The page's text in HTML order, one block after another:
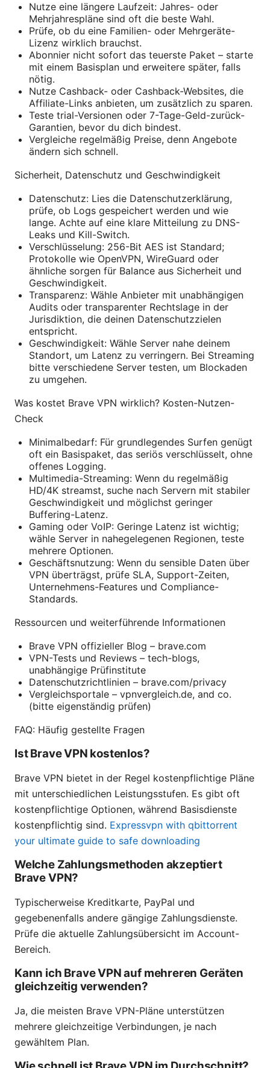
Nutze eine längere Laufzeit: Jahres- oder
Mehrjahrespläne sind oft die beste Wahl.
Prüfe, ob du eine Familien- oder Mehrgeräte-
Lizenz wirklich brauchst.
Abonnier nicht sofort das teuerste Paket – starte
mit einem Basisplan und erweitere später, falls
nötig.
Nutze Cashback- oder Cashback-Websites, die
Affiliate-Links anbieten, um zusätzlich zu sparen.
Teste trial-Versionen oder 7-Tage-Geld-zurück-
Garantien, bevor du dich bindest.
Vergleiche regelmäßig Preise, denn Angebote
ändern sich schnell.
Sicherheit, Datenschutz und Geschwindigkeit
Datenschutz: Lies die Datenschutzerklärung,
prüfe, ob Logs gespeichert werden und wie
lange. Achte auf eine klare Mitteilung zu DNS-
Leaks und Kill-Switch.
Verschlüsselung: 256-Bit AES ist Standard;
Protokolle wie OpenVPN, WireGuard oder
ähnliche sorgen für Balance aus Sicherheit und
Geschwindigkeit.
Transparenz: Wähle Anbieter mit unabhängigen
Audits oder transparenter Rechtslage in der
Jurisdiktion, die deinen Datenschutzzielen
entspricht.
Geschwindigkeit: Wähle Server nahe deinem
Standort, um Latenz zu verringern. Bei Streaming
bitte verschiedene Server testen, um Blockaden
zu umgehen.
Was kostet Brave VPN wirklich? Kosten-Nutzen-
Check
Minimalbedarf: Für grundlegendes Surfen genügt
oft ein Basispaket, das seriös verschlüsselt, ohne
offenes Logging.
Multimedia-Streaming: Wenn du regelmäßig
HD/4K streamst, suche nach Servern mit stabiler
Geschwindigkeit und möglichst geringer
Buffering-Latenz.
Gaming oder VoIP: Geringe Latenz ist wichtig;
wähle Server in nahegelegenen Regionen, teste
mehrere Optionen.
Geschäftsnutzung: Wenn du sensible Daten über
VPN überträgst, prüfe SLA, Support-Zeiten,
Unternehmens-Features und Compliance-
Standards.
Ressourcen und weiterführende Informationen
Brave VPN offizieller Blog – brave.com
VPN-Tests und Reviews – tech-blogs,
unabhängige Prüfinstitute
Datenschutzrichtlinien – brave.com/privacy
Vergleichsportale – vpnvergleich.de, and co.
(bitte eigenständig prüfen)
FAQ: Häufig gestellte Fragen
Ist Brave VPN kostenlos?
Brave VPN bietet in der Regel kostenpflichtige Pläne
mit unterschiedlichen Leistungsstufen. Es gibt oft
kostenpflichtige Optionen, während Basisdienste
kostenpflichtig sind. Expressvpn with qbittorrent
your ultimate guide to safe downloading
Welche Zahlungsmethoden akzeptiert
Brave VPN?
Typischerweise Kreditkarte, PayPal und
gegebenenfalls andere gängige Zahlungsdienste.
Prüfe die aktuelle Zahlungsübersicht im Account-
Bereich.
Kann ich Brave VPN auf mehreren Geräten
gleichzeitig verwenden?
Ja, die meisten Brave VPN-Pläne unterstützen
mehrere gleichzeitige Verbindungen, je nach
gewähltem Plan.